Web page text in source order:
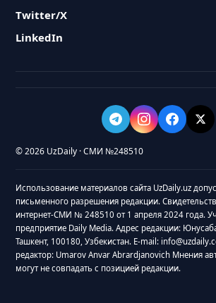
Twitter/X
LinkedIn
© 2026 UzDaily · СМИ №248510
Использование материалов сайта UzDaily.uz
письменного разрешения редакции.
интернет-СМИ № 248510 от 1 апреля 2024 года.
предприятие Daily Media. Адрес редакции:
Ташкент, 100180, Узбекистан. E-mail:
редактор: Umarov Anvar Abrardjanovich Мнения
могут не совпадать с позицией редакции.